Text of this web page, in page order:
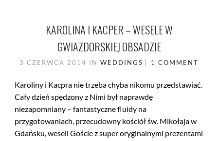
KAROLINA I KACPER – WESELE W
GWIAZDORSKIEJ OBSADZIE
3 CZERWCA 2014 IN WEDDINGS 1 COMMENT
Karoliny i Kacpra nie trzeba chyba nikomu przedstawiać.
Cały dzień spędzony z Nimi był naprawdę
niezapomniany – fantastyczne fluidy na
przygotowaniach, przecudowny kościół św. Mikołaja w
Gdańsku, weseli Goście z super oryginalnymi prezentami